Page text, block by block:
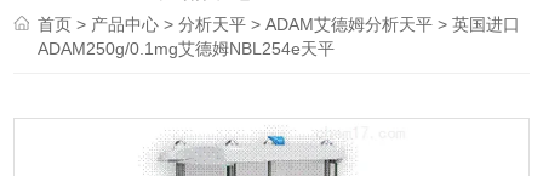
首页 > 产品中心 >分析天平 >ADAM艾德姆分析天平 > 英国进口
ADAM250g/0.1mg艾德姆NBL254e天平